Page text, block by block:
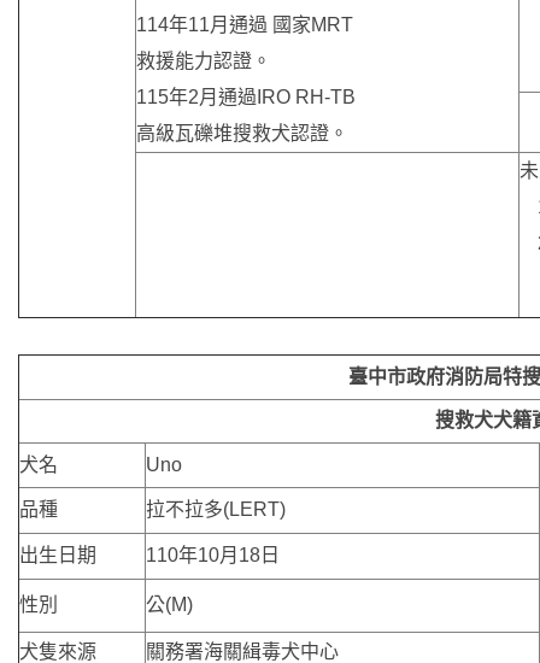
114年11月通過 國家MRT
救援能力認證。
115年2月通過IRO RH-TB
高級瓦礫堆搜救犬認證。
臺中市政府消防局特
搜救犬犬籍
犬名 Uno
品種 拉不拉多(LERT)
出生日期 110年10月18日
性別 公(M)
犬隻來源 關務署海關緝毒犬中心